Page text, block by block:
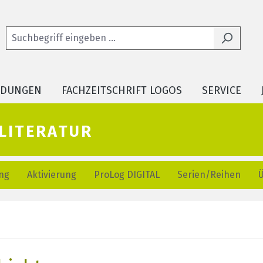
FACHZEITSCHRIFT LOGOS SERVICE
Aktivierung ProLog DIGITAL Serien/Reihen